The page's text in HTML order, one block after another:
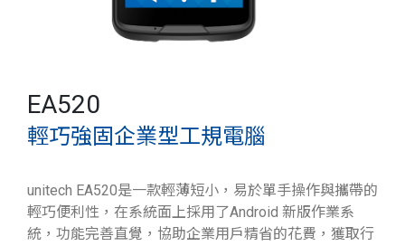
EA520
輕巧強固企業型工規電腦
unitech EA520是一款輕薄短小，易於單手操作與攜帶的
輕巧便利性，在系統面上採用了Android 新版作業系
統，功能完善直覺，協助企業用戶精省的花費，獲取行